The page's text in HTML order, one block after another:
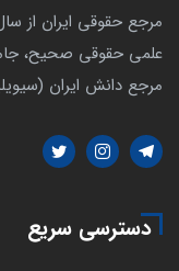
علمی حقوقی صحیح،
مرجع دانش ایران
دسترسی سریع